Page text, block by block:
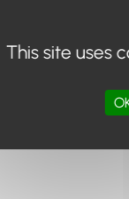
à utiliser le
This site uses